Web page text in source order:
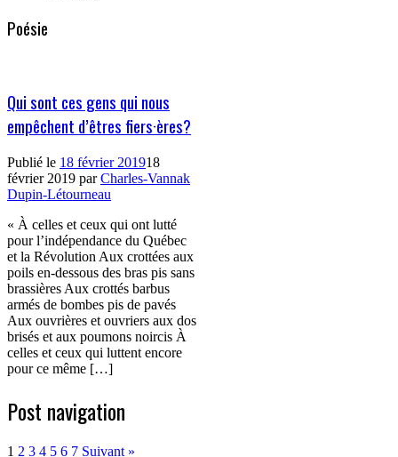
Poésie
Qui sont ces gens qui nous
empêchent d’êtres fiers·ères?
Publié le 18 février 201918
février 2019 parCharles-Vannak
Dupin-Létourneau
« À celles et ceux qui ont lutté
pour l’indépendance du Québec
et la Révolution Aux crottées aux
poils en-dessous des bras pis sans
brassières Aux crottés barbus
armés de bombes pis de pavés
Aux ouvrières et ouvriers aux dos
brisés et aux poumons noircis À
celles et ceux qui luttent encore
pour ce même […]
Post navigation
1 2 3 4 5 6 7 Suivant »